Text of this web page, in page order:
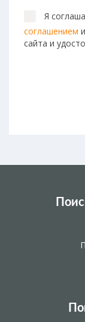
Я
соглашением и
сайта и